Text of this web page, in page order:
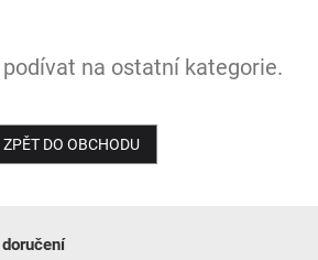
na ostatní kategorie.
ZPĚT DO OBCHODU